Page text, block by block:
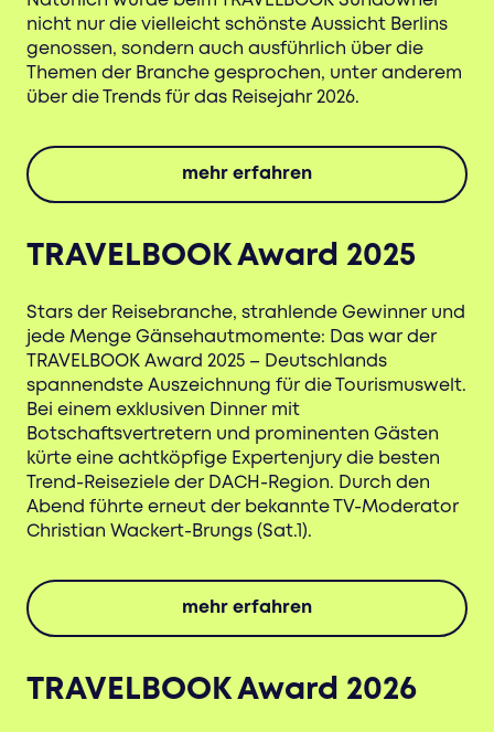
nicht nur die vielleicht schönste Aussicht Berlins
genossen, sondern auch ausführlich über die
Themen der Branche gesprochen, unter anderem
über die Trends für das Reisejahr 2026.
mehr erfahren
TRAVELBOOK Award 2025
Stars der Reisebranche, strahlende Gewinner und
jede Menge Gänsehautmomente: Das war der
TRAVELBOOK Award 2025 – Deutschlands
spannendste Auszeichnung für die Tourismuswelt.
Bei einem exklusiven Dinner mit
Botschaftsvertretern und prominenten Gästen
kürte eine achtköpfige Expertenjury die besten
Trend-Reiseziele der DACH-Region. Durch den
Abend führte erneut der bekannte TV-Moderator
Christian Wackert-Brungs (Sat.1).
mehr erfahren
TRAVELBOOK Award 2026